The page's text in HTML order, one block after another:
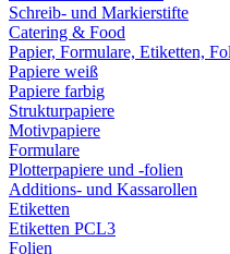
Schreib- und Markierstifte
Catering & Food
Papier, Formulare, Etiketten,
Papiere weiß
Papiere farbig
Strukturpapiere
Motivpapiere
Formulare
Plotterpapiere und -folien
Additions- und Kassarollen
Etiketten
Etiketten PCL3
Folien